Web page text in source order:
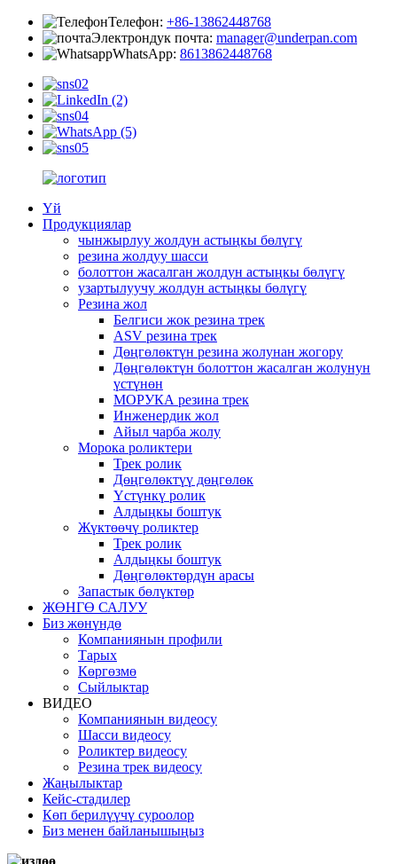
Телефон: +86-13862448768
Электрондук почта: manager@underpan.com
WhatsApp: 8613862448768
Үй
Продукциялар
чынжырлуу жолдун астыңкы бөлүгү
резина жолдуу шасси
болоттон жасалган жолдун астыңкы бөлүгү
узартылуучу жолдун астыңкы бөлүгү
Резина жол
Белгиси жок резина трек
ASV резина трек
Дөңгөлөктүн резина жолунан жогору
Дөңгөлөктүн болоттон жасалган жолунун
үстүнөн
МОРУКА резина трек
Инженердик жол
Айыл чарба жолу
Морока роликтери
Трек ролик
Дөңгөлөктүү дөңгөлөк
Үстүнкү ролик
Алдыңкы боштук
Жүктөөчү роликтер
Трек ролик
Алдыңкы боштук
Дөңгөлөктөрдүн арасы
Запастык бөлүктөр
ЖӨНГӨ САЛУУ
Биз жөнүндө
Компаниянын профили
Тарых
Көргөзмө
Сыйлыктар
ВИДЕО
Компаниянын видеосу
Шасси видеосу
Роликтер видеосу
Резина трек видеосу
Жаңылыктар
Кейс-стадилер
Көп берилүүчү суроолор
Биз менен байланышыңыз